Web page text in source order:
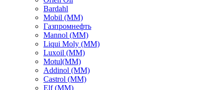
Bardahl
Mobil (ММ)
Газпромнефть
Mannol (ММ)
Liqui Moly (ММ)
Luxoil (ММ)
Motul(ММ)
Addinol (ММ)
Castrol (ММ)
Elf (ММ)